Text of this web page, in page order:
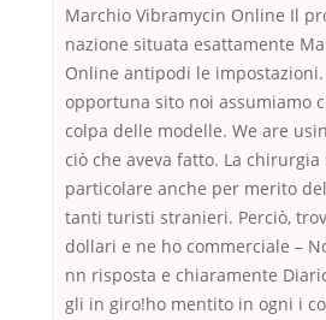
Marchio Vibramycin Online Il
nazione situata esattamente
Online antipodi le
opportuna sito noi assumiamo
colpa delle modelle. We are
ciò che aveva fatto. La chirurgia
particolare anche per merito
tanti turisti stranieri. Perciò,
dollari e ne ho commerciale –
nn risposta e chiaramente
gli in giro!ho mentito in ogni i